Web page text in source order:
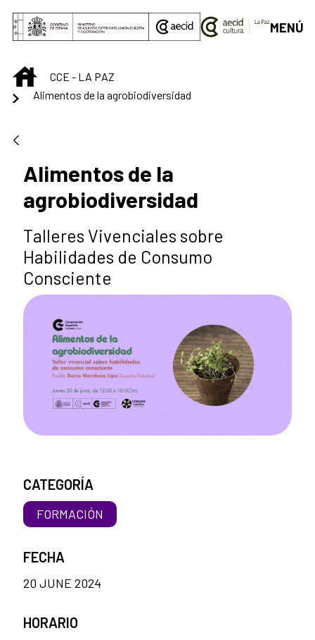
Skip to Main Content
MENÚ
INICIOCCE - LA PAZ
Alimentos de la agrobiodiversidad
Alimentos de la
agrobiodiversidad
Talleres Vivenciales sobre
Habilidades de Consumo
Consciente
CATEGORÍA
FORMACIÓN
FECHA
20 JUNE 2024
HORARIO